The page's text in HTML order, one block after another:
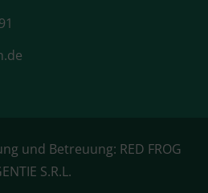
und Betreuung: RED FROG
S.R.L.